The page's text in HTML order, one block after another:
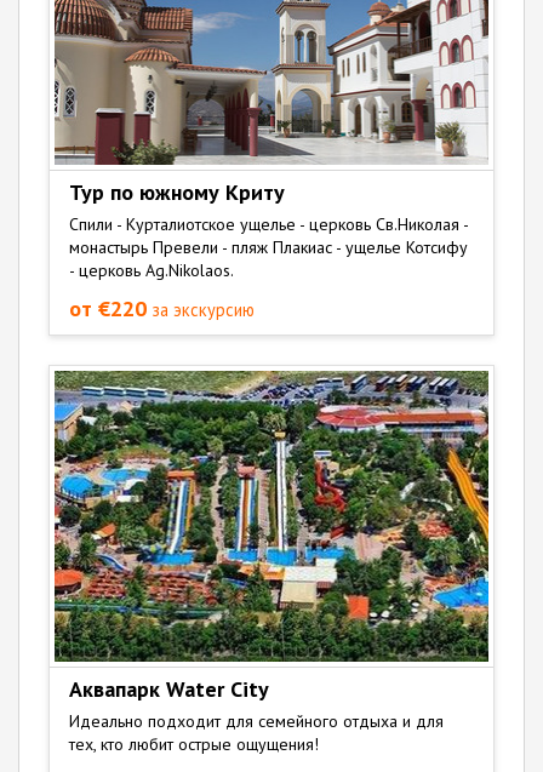
Тур по южному Криту
Спили - Курталиотское ущелье - церковь Св.Николая -
монастырь Превели - пляж Плакиас - ущелье Котсифу
- церковь Ag.Nikolaos.
от €220 за экскурсию
Аквапарк Water City
Идеально подходит для семейного отдыха и для
тех, кто любит острые ощущения!